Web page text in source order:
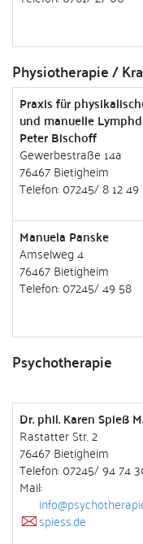
Physiotherapie /
Praxis für
und manuelle
Peter Bischoff
Gewerbestraße 14a
76467 Bietigheim
Telefon: 07245/ 8 12 49
Manuela Panske
Amselweg 4
76467 Bietigheim
Telefon: 07245/ 49 58
Psychotherapie
Dr. phil. Karen Spieß
Rastatter Str. 2
76467 Bietigheim
Telefon: 07245/ 94 74
Mail:
spiess.de